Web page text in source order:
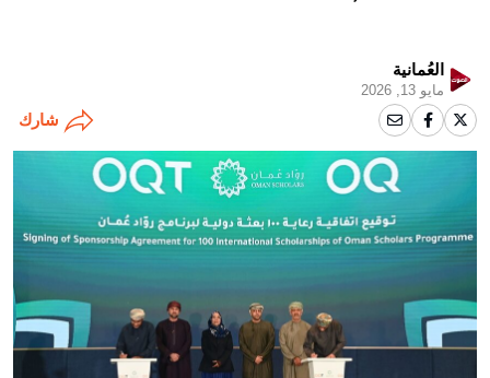
العُمانية
مايو 13, 2026
شارك